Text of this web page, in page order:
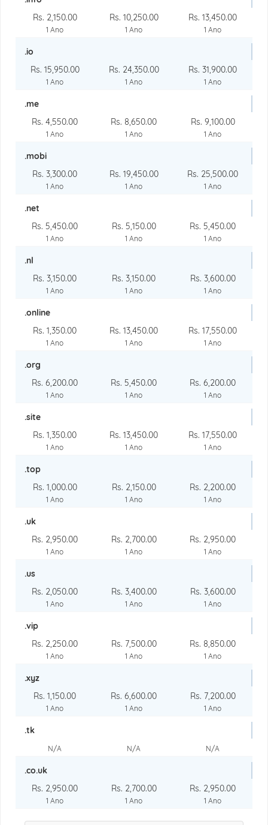
Rs. 2,150.00
1 Ano
Rs. 10,250.00
1 Ano
Rs. 13,450.00
1 Ano
.io
Rs. 15,950.00
1 Ano
Rs. 24,350.00
1 Ano
Rs. 31,900.00
1 Ano
.me
Rs. 4,550.00
1 Ano
Rs. 8,650.00
1 Ano
Rs. 9,100.00
1 Ano
.mobi
Rs. 3,300.00
1 Ano
Rs. 19,450.00
1 Ano
Rs. 25,500.00
1 Ano
.net
Rs. 5,450.00
1 Ano
Rs. 5,150.00
1 Ano
Rs. 5,450.00
1 Ano
.nl
Rs. 3,150.00
1 Ano
Rs. 3,150.00
1 Ano
Rs. 3,600.00
1 Ano
.online
Rs. 1,350.00
1 Ano
Rs. 13,450.00
1 Ano
Rs. 17,550.00
1 Ano
.org
Rs. 6,200.00
1 Ano
Rs. 5,450.00
1 Ano
Rs. 6,200.00
1 Ano
.site
Rs. 1,350.00
1 Ano
Rs. 13,450.00
1 Ano
Rs. 17,550.00
1 Ano
.top
Rs. 1,000.00
1 Ano
Rs. 2,150.00
1 Ano
Rs. 2,200.00
1 Ano
.uk
Rs. 2,950.00
1 Ano
Rs. 2,700.00
1 Ano
Rs. 2,950.00
1 Ano
.us
Rs. 2,050.00
1 Ano
Rs. 3,400.00
1 Ano
Rs. 3,600.00
1 Ano
.vip
Rs. 2,250.00
1 Ano
Rs. 7,500.00
1 Ano
Rs. 8,850.00
1 Ano
.xyz
Rs. 1,150.00
1 Ano
Rs. 6,600.00
1 Ano
Rs. 7,200.00
1 Ano
.tk
N/A N/A N/A
.co.uk
Rs. 2,950.00
1 Ano
Rs. 2,700.00
1 Ano
Rs. 2,950.00
1 Ano